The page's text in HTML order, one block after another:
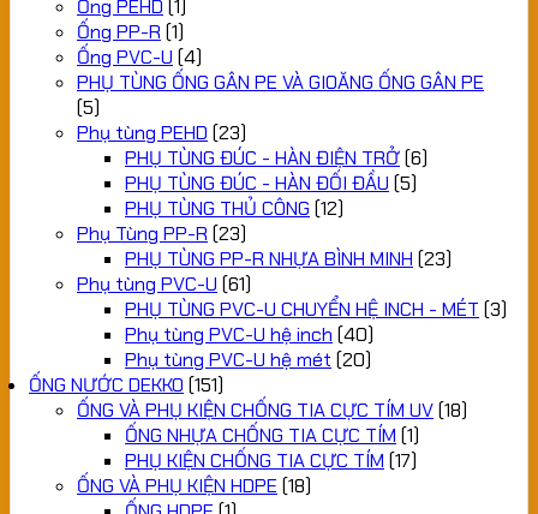
Ống PEHD (1)
Ống PP-R (1)
Ống PVC-U (4)
PHỤ TÙNG ỐNG GÂN PE VÀ GIOĂNG ỐNG GÂN PE
(5)
Phụ tùng PEHD (23)
PHỤ TÙNG ĐÚC - HÀN ĐIỆN TRỞ(6)
PHỤ TÙNG ĐÚC - HÀN ĐỐI ĐẦU (5)
PHỤ TÙNG THỦ CÔNG (12)
Phụ Tùng PP-R (23)
PHỤ TÙNG PP-R NHỰA BÌNH MINH (23)
Phụ tùng PVC-U (61)
PHỤ TÙNG PVC-U CHUYỂN HỆ INCH - MÉT (3)
Phụ tùng PVC-U hệ inch (40)
Phụ tùng PVC-U hệ mét (20)
ỐNG NƯỚC DEKKO (151)
ỐNG VÀ PHỤ KIỆN CHỐNG TIA CỰC TÍM UV(18)
ỐNG NHỰA CHỐNG TIA CỰC TÍM (1)
PHỤ KIỆN CHỐNG TIA CỰC TÍM (17)
ỐNG VÀ PHỤ KIỆN HDPE (18)